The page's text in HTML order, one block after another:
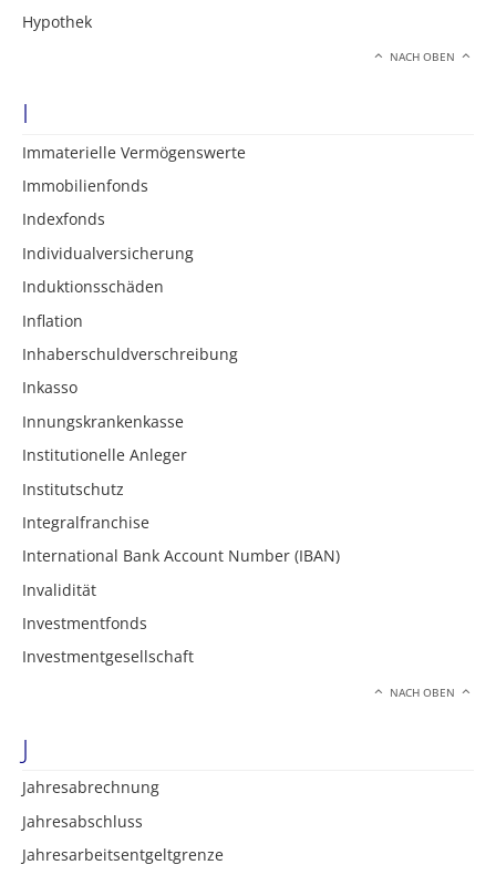
Hypothek
NACH OBEN
I
Immaterielle Vermögenswerte
Immobilienfonds
Indexfonds
Individualversicherung
Induktionsschäden
Inflation
Inhaberschuldverschreibung
Inkasso
Innungskrankenkasse
Institutionelle Anleger
Institutschutz
Integralfranchise
International Bank Account Number (IBAN)
Invalidität
Investmentfonds
Investmentgesellschaft
NACH OBEN
J
Jahresabrechnung
Jahresabschluss
Jahresarbeitsentgeltgrenze